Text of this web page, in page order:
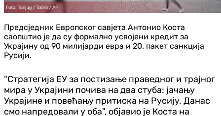
Предсједник Европског савјета Антонио Коста
саопштио је да су формално усвојени кредит за
Украјину од 90 милијарди евра и 20. пакет санкција
Русији.
"Стратегија ЕУ за постизање праведног и трајног
мира у Украјини почива на два стуба: јачању
Украјине и повећању притиска на Русију. Данас
смо напредовали у оба", објавио је Коста на